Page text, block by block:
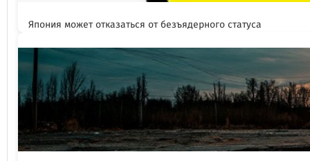
Япония может отказаться от безъядерного статуса